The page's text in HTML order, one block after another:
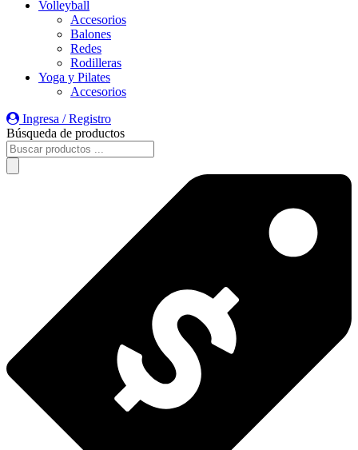
Volleyball
Accesorios
Balones
Redes
Rodilleras
Yoga y Pilates
Accesorios
Ingresa / Registro
Búsqueda de productos